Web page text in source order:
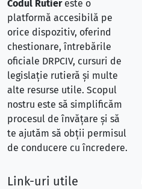
Codul Rutiereste o
platformă accesibilă pe
orice dispozitiv, oferind
chestionare, întrebările
oficiale DRPCIV, cursuri de
legislație rutieră și multe
alte resurse utile. Scopul
nostru este să simplificăm
procesul de învățare și să
te ajutăm să obții permisul
de conducere cu încredere.
Link-uri utile